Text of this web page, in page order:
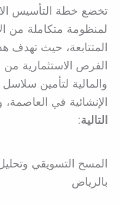
تخضع خطة التأسيس
لمنظومة متكاملة من
المتتابعة، حيث تهدف
الفرص الاستثمارية من
والمالية لتأمين
الإنشائية في
التالية:
المسح التسويقي
بالرياض